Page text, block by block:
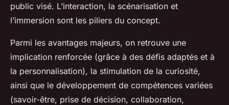
public visé. L’interaction, la scénarisation et
l’immersion sont les piliers du concept.
Parmi les avantages majeurs, on retrouve une
implication renforcée (grâce à des défis adaptés et à
la personnalisation), la stimulation de la curiosité,
ainsi que le développement de compétences variées
(savoir-être, prise de décision, collaboration,